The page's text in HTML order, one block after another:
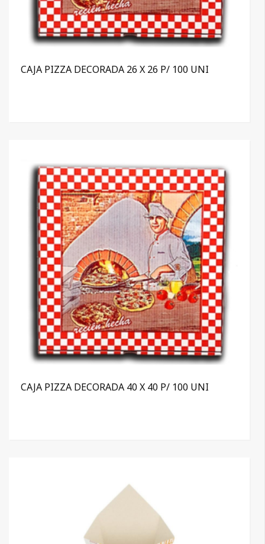
CAJA PIZZA DECORADA 26 X 26 P/ 100 UNI
CAJA PIZZA DECORADA 40 X 40 P/ 100 UNI